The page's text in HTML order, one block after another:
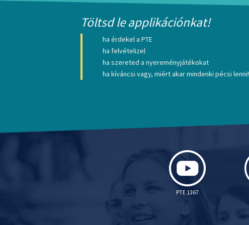
Töltsd le applikációnkat!
ha érdekel a PTE
ha felvételizel
ha szereted a nyereményjátékokat
ha kíváncsi vagy, miért akar mindenki pécsi lenni!
PTE 1367